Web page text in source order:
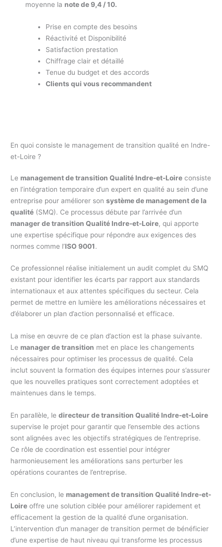
moyenne la note de 9,4 / 10.
Prise en compte des besoins
Réactivité et Disponibilité
Satisfaction prestation
Chiffrage clair et détaillé
Tenue du budget et des accords
Clients qui vous recommandent
En quoi consiste le management de transition qualité en Indre-
et-Loire ?
Le management de transition Qualité Indre-et-Loire consiste
en l’intégration temporaire d’un expert en qualité au sein d’une
entreprise pour améliorer sonsystème de management de la
qualité (SMQ). Ce processus débute par l’arrivée d’un
manager de transition Qualité Indre-et-Loire, qui apporte
une expertise spécifique pour répondre aux exigences des
normes comme l’ISO 9001.
Ce professionnel réalise initialement un audit complet du SMQ
existant pour identifier les écarts par rapport aux standards
internationaux et aux attentes spécifiques du secteur. Cela
permet de mettre en lumière les améliorations nécessaires et
d’élaborer un plan d’action personnalisé et efficace.
La mise en œuvre de ce plan d’action est la phase suivante.
Le manager de transition met en place les changements
nécessaires pour optimiser les processus de qualité. Cela
inclut souvent la formation des équipes internes pour s’assurer
que les nouvelles pratiques sont correctement adoptées et
maintenues dans le temps.
En parallèle, ledirecteur de transition Qualité Indre-et-Loire
supervise le projet pour garantir que l’ensemble des actions
sont alignées avec les objectifs stratégiques de l’entreprise.
Ce rôle de coordination est essentiel pour intégrer
harmonieusement les améliorations sans perturber les
opérations courantes de l’entreprise.
En conclusion, le management de transition Qualité Indre-et-
Loire offre une solution ciblée pour améliorer rapidement et
efficacement la gestion de la qualité d’une organisation.
L’intervention d’un manager de transition permet de bénéficier
d’une expertise de haut niveau qui transforme les processus